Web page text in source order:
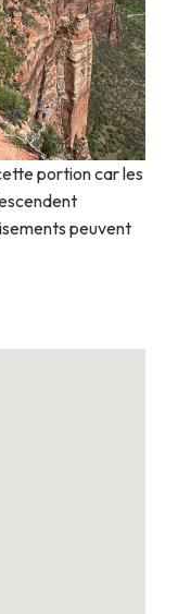
portion car les
peuvent